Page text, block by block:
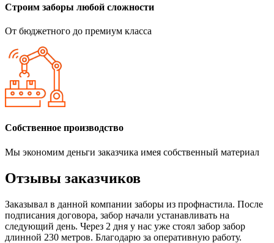
Строим заборы любой сложности
От бюджетного до премиум класса
Собственное производство
Мы экономим деньги заказчика имея собственный материал
Отзывы заказчиков
Заказывал в данной компании заборы из профнастила. После
подписания договора, забор начали устанавливать на
следующий день. Через 2 дня у нас уже стоял забор забор
длинной 230 метров. Благодарю за оперативную работу.